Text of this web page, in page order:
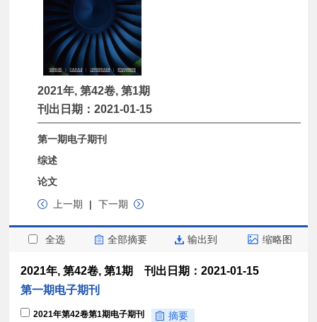
2021年, 第42卷, 第1期
刊出日期：2021-01-15
第一期电子期刊
综述
论文
上一期
| 下一期
全选 全部摘要 输出到 缩略图
2021年, 第42卷, 第1期 刊出日期：2021-01-15
第一期电子期刊
2021年第42卷第1期电子期刊 摘要